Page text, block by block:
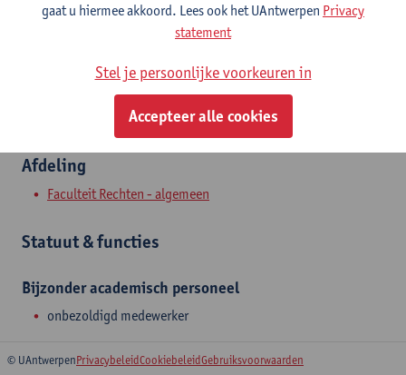
Toon e-mailadres
2000 Antwerpen, BEL
Afdeling
Faculteit Rechten - algemeen
Statuut & functies
Bijzonder academisch personeel
onbezoldigd medewerker
© UAntwerpenPrivacybeleidCookiebeleidGebruiksvoorwaarden
gaat u hiermee akkoord. Lees ook het UAntwerpen Privacy
statement
Stel je persoonlijke voorkeuren in
Accepteer alle cookies